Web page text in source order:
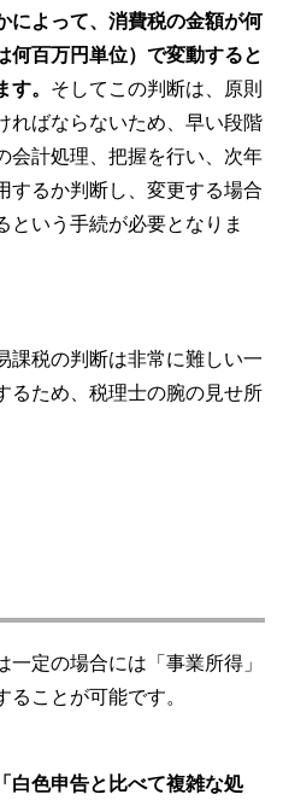
によって、消費税の金額が何
何百万円単位）で変動すると
。 そしてこの判断は、原則
ればならないため、早い段階
会計処理、把握を行い、次年
するか判断し、変更する場合
という手続が必要となりま
課税の判断は非常に難しい一
るため、税理士の腕の見せ所
定の場合には「事業所得」
ことが可能です。
白色申告と比べて複雑な処